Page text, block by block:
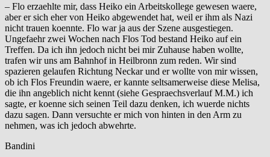
– Flo erzaehlte mir, dass Heiko ein Arbeitskollege gewesen waere,
aber er sich eher von Heiko abgewendet hat, weil er ihm als Nazi
nicht trauen koennte. Flo war ja aus der Szene ausgestiegen.
Ungefaehr zwei Wochen nach Flos Tod bestand Heiko auf ein
Treffen. Da ich ihn jedoch nicht bei mir Zuhause haben wollte,
trafen wir uns am Bahnhof in Heilbronn zum reden. Wir sind
spazieren gelaufen Richtung Neckar und er wollte von mir wissen,
ob ich Flos Freundin waere, er kannte seltsamerweise diese Melisa,
die ihn angeblich nicht kennt (siehe Gespraechsverlauf M.M.) ich
sagte, er koenne sich seinen Teil dazu denken, ich wuerde nichts
dazu sagen. Dann versuchte er mich von hinten in den Arm zu
nehmen, was ich jedoch abwehrte.
Bandini